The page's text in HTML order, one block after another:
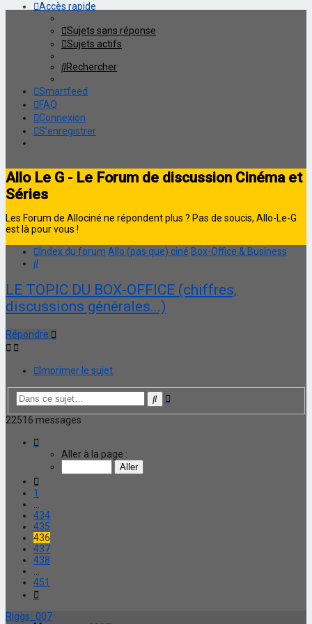
Accès rapide
Sujets sans réponse
Sujets actifs
Rechercher
Smartfeed
FAQ
Connexion
S’enregistrer
Allo Le G - Le Forum de discussion Cinéma et
Séries
Les Forum de Allociné ne répondent plus ? Pas de soucis, Allo-Le-G
est là pour vous !
Index du forum Allo (pas que) ciné Box-Office & Business
Rechercher
LE TOPIC DU BOX-OFFICE (chiffres,
discussions générales...)
Répondre
Imprimer le sujet
Rechercher
Recherche
22516 messages
436
451
Aller à la page :
1
434
435
436
437
438
451
Riggs_007